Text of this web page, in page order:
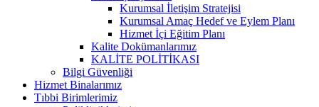
Kurumsal İletişim Stratejisi
Kurumsal Amaç Hedef ve Eylem Planı
Hizmet İçi Eğitim Planı
Kalite Dokümanlarımız
KALİTE POLİTİKASI
Bilgi Güvenliği
Hizmet Binalarımız
Tıbbi Birimlerimiz